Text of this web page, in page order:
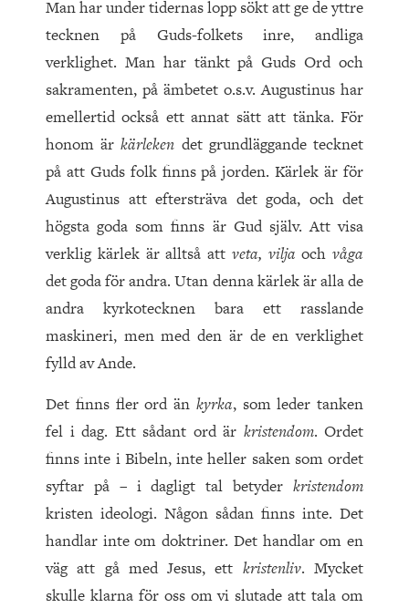
Man har under tidernas lopp sökt att ge de yttre
tecknen på Guds-folkets inre, andliga
verklighet. Man har tänkt på Guds Ord och
sakramenten, på ämbetet o.s.v. Augustinus har
emellertid också ett annat sätt att tänka. För
honom ärkärleken det grundläggande tecknet
på att Guds folk finns på jorden. Kärlek är för
Augustinus att eftersträva det goda, och det
högsta goda som finns är Gud själv. Att visa
verklig kärlek är alltså att veta, viljaoch våga
det goda för andra. Utan denna kärlek är alla de
andra kyrkotecknen bara ett rasslande
maskineri, men med den är de en verklighet
fylld av Ande.
Det finns fler ord än kyrka, som leder tanken
fel i dag. Ett sådant ord är kristendom. Ordet
finns inte i Bibeln, inte heller saken som ordet
syftar på – i dagligt tal betyder kristendom
kristen ideologi. Någon sådan finns inte. Det
handlar inte om doktriner. Det handlar om en
väg att gå med Jesus, ett kristenliv. Mycket
skulle klarna för oss om vi slutade att tala om